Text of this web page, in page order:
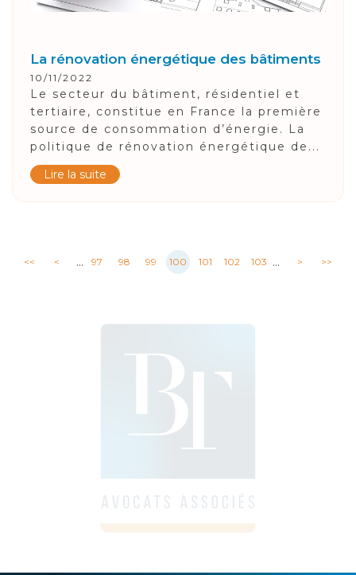
La rénovation énergétique des bâtiments
10/11/2022
Le secteur du bâtiment, résidentiel et
tertiaire, constitue en France la première
source de consommation d’énergie. La
politique de rénovation énergétique de...
Lire la suite
<< < ... 97 98 99 100 101 102 103 ... > >>